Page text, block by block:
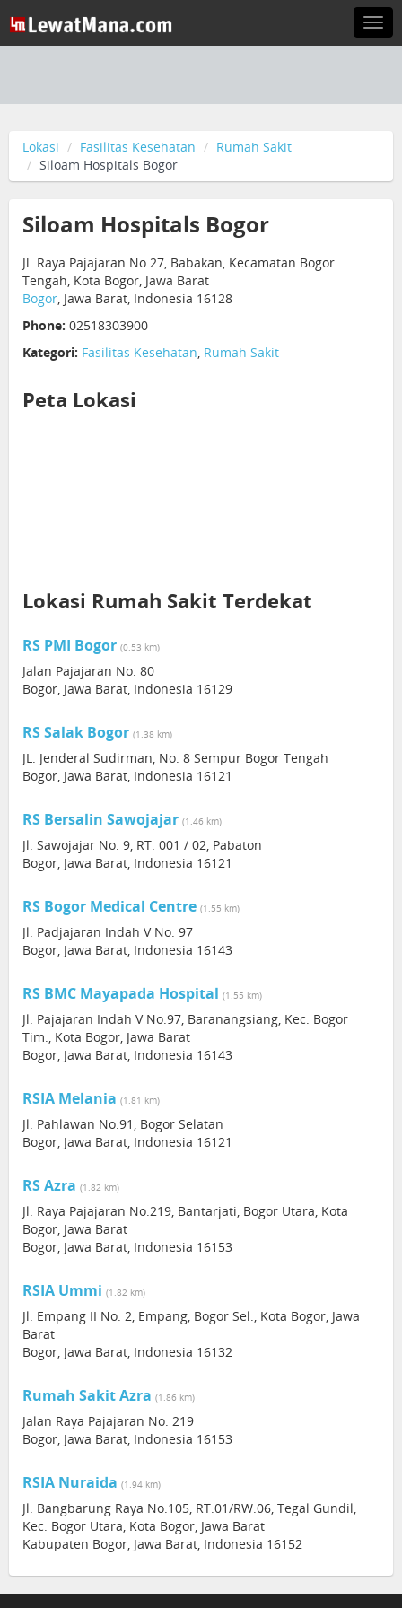
Lokasi Fasilitas Kesehatan
Rumah Sakit
Siloam Hospitals Bogor
Siloam Hospitals Bogor
Jl. Raya Pajajaran No.27, Babakan, Kecamatan Bogor
Tengah, Kota Bogor, Jawa Barat
Bogor, Jawa Barat, Indonesia 16128
Phone: 02518303900
Kategori: Fasilitas Kesehatan, Rumah Sakit
Peta Lokasi
Lokasi Rumah Sakit Terdekat
RS PMI Bogor (0.53 km)
Jalan Pajajaran No. 80
Bogor, Jawa Barat, Indonesia 16129
RS Salak Bogor (1.38 km)
JL. Jenderal Sudirman, No. 8 Sempur Bogor Tengah
Bogor, Jawa Barat, Indonesia 16121
RS Bersalin Sawojajar (1.46 km)
Jl. Sawojajar No. 9, RT. 001 / 02, Pabaton
Bogor, Jawa Barat, Indonesia 16121
RS Bogor Medical Centre (1.55 km)
Jl. Padjajaran Indah V No. 97
Bogor, Jawa Barat, Indonesia 16143
RS BMC Mayapada Hospital (1.55 km)
Jl. Pajajaran Indah V No.97, Baranangsiang, Kec. Bogor
Tim., Kota Bogor, Jawa Barat
Bogor, Jawa Barat, Indonesia 16143
RSIA Melania (1.81 km)
Jl. Pahlawan No.91, Bogor Selatan
Bogor, Jawa Barat, Indonesia 16121
RS Azra (1.82 km)
Jl. Raya Pajajaran No.219, Bantarjati, Bogor Utara, Kota
Bogor, Jawa Barat
Bogor, Jawa Barat, Indonesia 16153
RSIA Ummi (1.82 km)
Jl. Empang II No. 2, Empang, Bogor Sel., Kota Bogor, Jawa
Barat
Bogor, Jawa Barat, Indonesia 16132
Rumah Sakit Azra (1.86 km)
Jalan Raya Pajajaran No. 219
Bogor, Jawa Barat, Indonesia 16153
RSIA Nuraida (1.94 km)
Jl. Bangbarung Raya No.105, RT.01/RW.06, Tegal Gundil,
Kec. Bogor Utara, Kota Bogor, Jawa Barat
Kabupaten Bogor, Jawa Barat, Indonesia 16152